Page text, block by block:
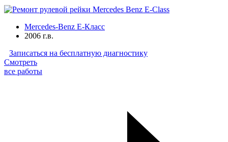
Mercedes-Benz E-Класс
2006 г.в.
Записаться на бесплатную диагностику
Смотреть
все работы